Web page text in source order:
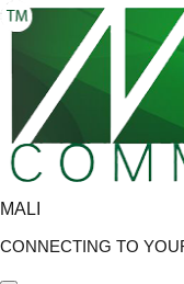
Skip
to
MALI
CONNECTING TO